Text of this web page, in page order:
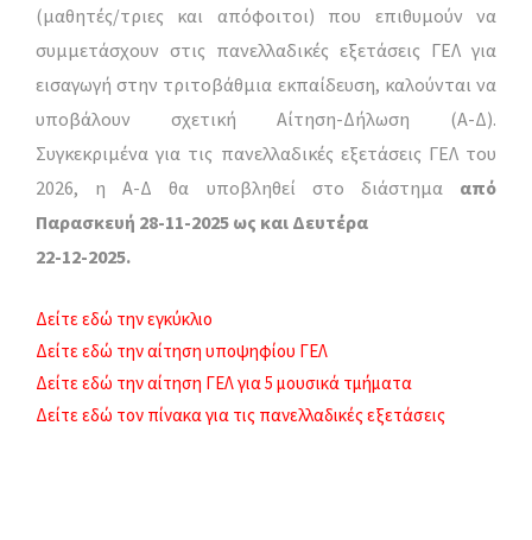
(μαθητές/τριες και απόφοιτοι) που επιθυμούν να
συμμετάσχουν στις πανελλαδικές εξετάσεις ΓΕΛ για
εισαγωγή στην τριτοβάθμια εκπαίδευση, καλούνται να
υποβάλουν σχετική Αίτηση-Δήλωση (Α-Δ).
Συγκεκριμένα για τις πανελλαδικές εξετάσεις ΓΕΛ του
2026, η Α-Δ θα υποβληθεί στο διάστημα από
Παρασκευή 28-11-2025 ως και Δευτέρα
22-12-2025.
Δείτε εδώ την εγκύκλιο
Δείτε εδώ την αίτηση υποψηφίου ΓΕΛ
Δείτε εδώ την αίτηση ΓΕΛ για 5 μουσικά τμήματα
Δείτε εδώ τον πίνακα για τις πανελλαδικές εξετάσεις